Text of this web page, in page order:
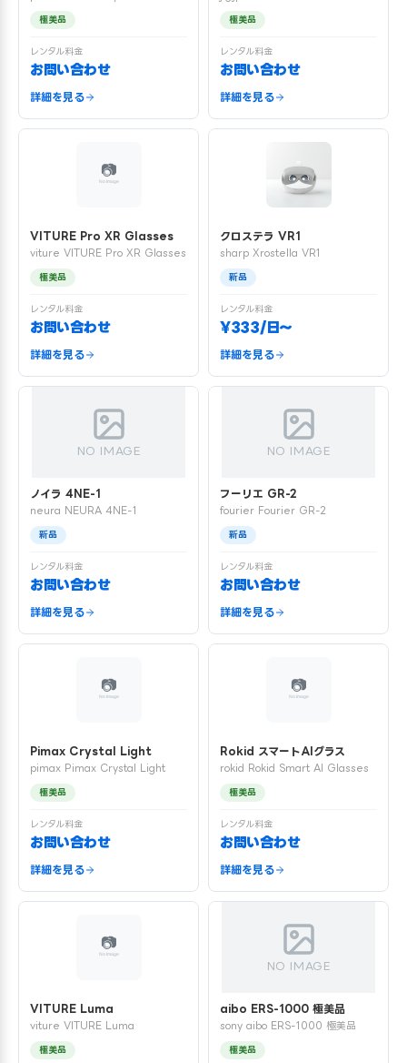
極美品
レンタル料金
お問い合わせ
詳細を見る
極美品
レンタル料金
お問い合わせ
詳細を見る
VITURE Pro XR Glasses
viture VITURE Pro XR Glasses
極美品
レンタル料金
お問い合わせ
詳細を見る
クロステラ VR1
sharp Xrostella VR1
新品
レンタル料金
¥333/日〜
詳細を見る
NO IMAGE
ノイラ 4NE-1
neura NEURA 4NE-1
新品
レンタル料金
お問い合わせ
詳細を見る
NO IMAGE
フーリエ GR-2
fourier Fourier GR-2
新品
レンタル料金
お問い合わせ
詳細を見る
Pimax Crystal Light
pimax Pimax Crystal Light
極美品
レンタル料金
お問い合わせ
詳細を見る
Rokid スマートAIグラス
rokid Rokid Smart AI Glasses
極美品
レンタル料金
お問い合わせ
詳細を見る
VITURE Luma
viture VITURE Luma
極美品
NO IMAGE
aibo ERS-1000 極美品
sony aibo ERS-1000 極美品
極美品